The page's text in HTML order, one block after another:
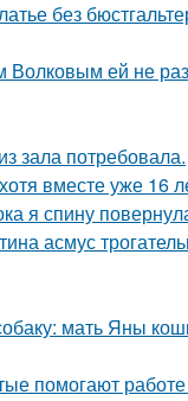
без
Волковым ей не
зала потребовала.
вместе уже 16
я спину
асмус
мать Яны
помогают